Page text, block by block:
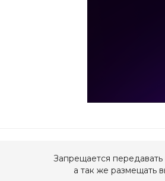
Запрещается
а так же размещать